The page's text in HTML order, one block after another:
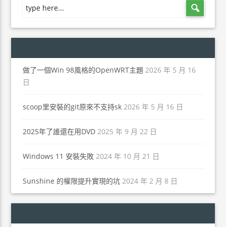
做了一個Win 98風格的OpenWRT主題 2026 年 5 月 16
日
scoop里安裝的git原來不支持sk 2026 年 5 月 16 日
2025年了誰還在用DVD 2025 年 9 月 22 日
Windows 11 安裝失敗 2024 年 10 月 21 日
Sunshine 的權限提升實現的坑 2024 年 2 月 8 日